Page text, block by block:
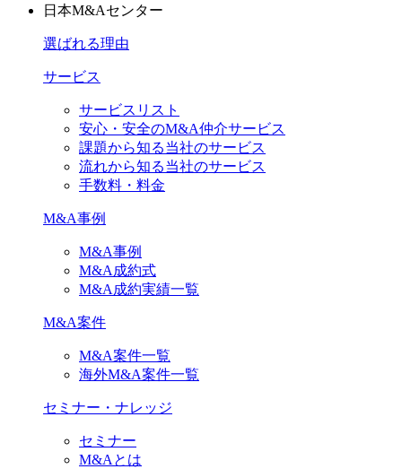
日本M&Aセンター
選ばれる理由
サービス
サービスリスト
安心・安全のM&A仲介サービス
課題から知る当社のサービス
流れから知る当社のサービス
手数料・料金
M&A事例
M&A事例
M&A成約式
M&A成約実績一覧
M&A案件
M&A案件一覧
海外M&A案件一覧
セミナー・ナレッジ
セミナー
M&Aとは